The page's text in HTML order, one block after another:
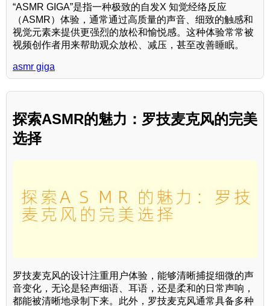
“ASMR GIGA”是指一种极致的自发X 知觉经络反应
（ASMR）体验，通常通过高质量的声音、细致的触感和
视觉元素来提供更强烈的放松和愉悦感。这种体验常常被
视频创作者用来帮助观众放松、减压，甚至改善睡眠。
asmr giga
探索ASMR的魅力：罗技麦克风的完美
选择
罗技麦克风的设计注重用户体验，能够清晰捕捉细微的声
音变化，无论是轻声细语、耳语，还是柔和的日常声响，
都能被清晰地录制下来。此外，罗技麦克风通常具备多种